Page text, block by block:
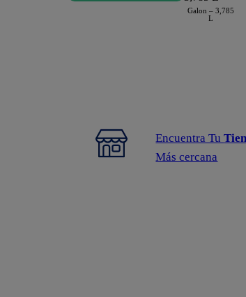
Galon – 3,785
L
Encuentra Tu
Más cercana